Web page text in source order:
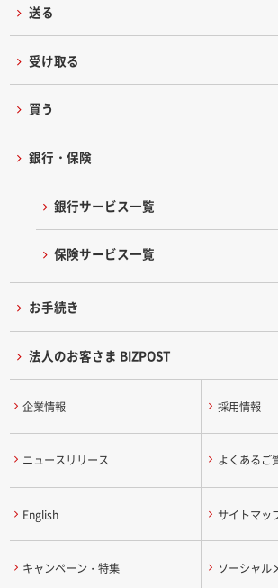
送る
受け取る
買う
銀行・保険
銀行サービス一覧
保険サービス一覧
お手続き
法人のお客さま BIZPOST
企業情報 採用情報
ニュースリリース よくあるご
English サイトマッ
キャンペーン・特集 ソーシャル